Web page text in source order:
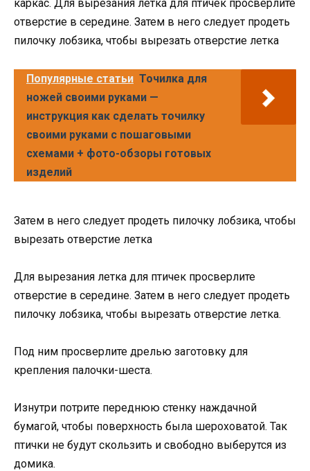
каркас. Для вырезания летка для птичек просверлите
отверстие в середине. Затем в него следует продеть
пилочку лобзика, чтобы вырезать отверстие летка
Популярные статьи Точилка для
ножей своими руками —
инструкция как сделать точилку
своими руками с пошаговыми
схемами + фото-обзоры готовых
изделий
Затем в него следует продеть пилочку лобзика, чтобы
вырезать отверстие летка
Для вырезания летка для птичек просверлите
отверстие в середине. Затем в него следует продеть
пилочку лобзика, чтобы вырезать отверстие летка.
Под ним просверлите дрелью заготовку для
крепления палочки-шеста.
Изнутри потрите переднюю стенку наждачной
бумагой, чтобы поверхность была шероховатой. Так
птички не будут скользить и свободно выберутся из
домика.